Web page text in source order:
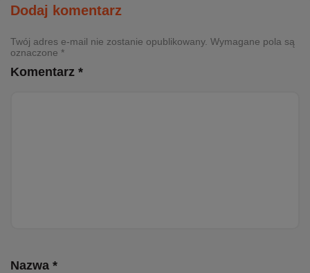
Dodaj komentarz
Twój adres e-mail nie zostanie opublikowany. Wymagane pola są
oznaczone *
Komentarz *
Nazwa *